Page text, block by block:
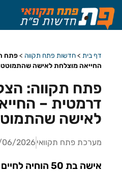
דף בית >חדשות פתח תקווה >פתח
החייאה מוצלחת לאישה
פתח תקווה:
דרמטית –
לאישה
מערכת פתח תקוואי 06/2026
אישה בת 50